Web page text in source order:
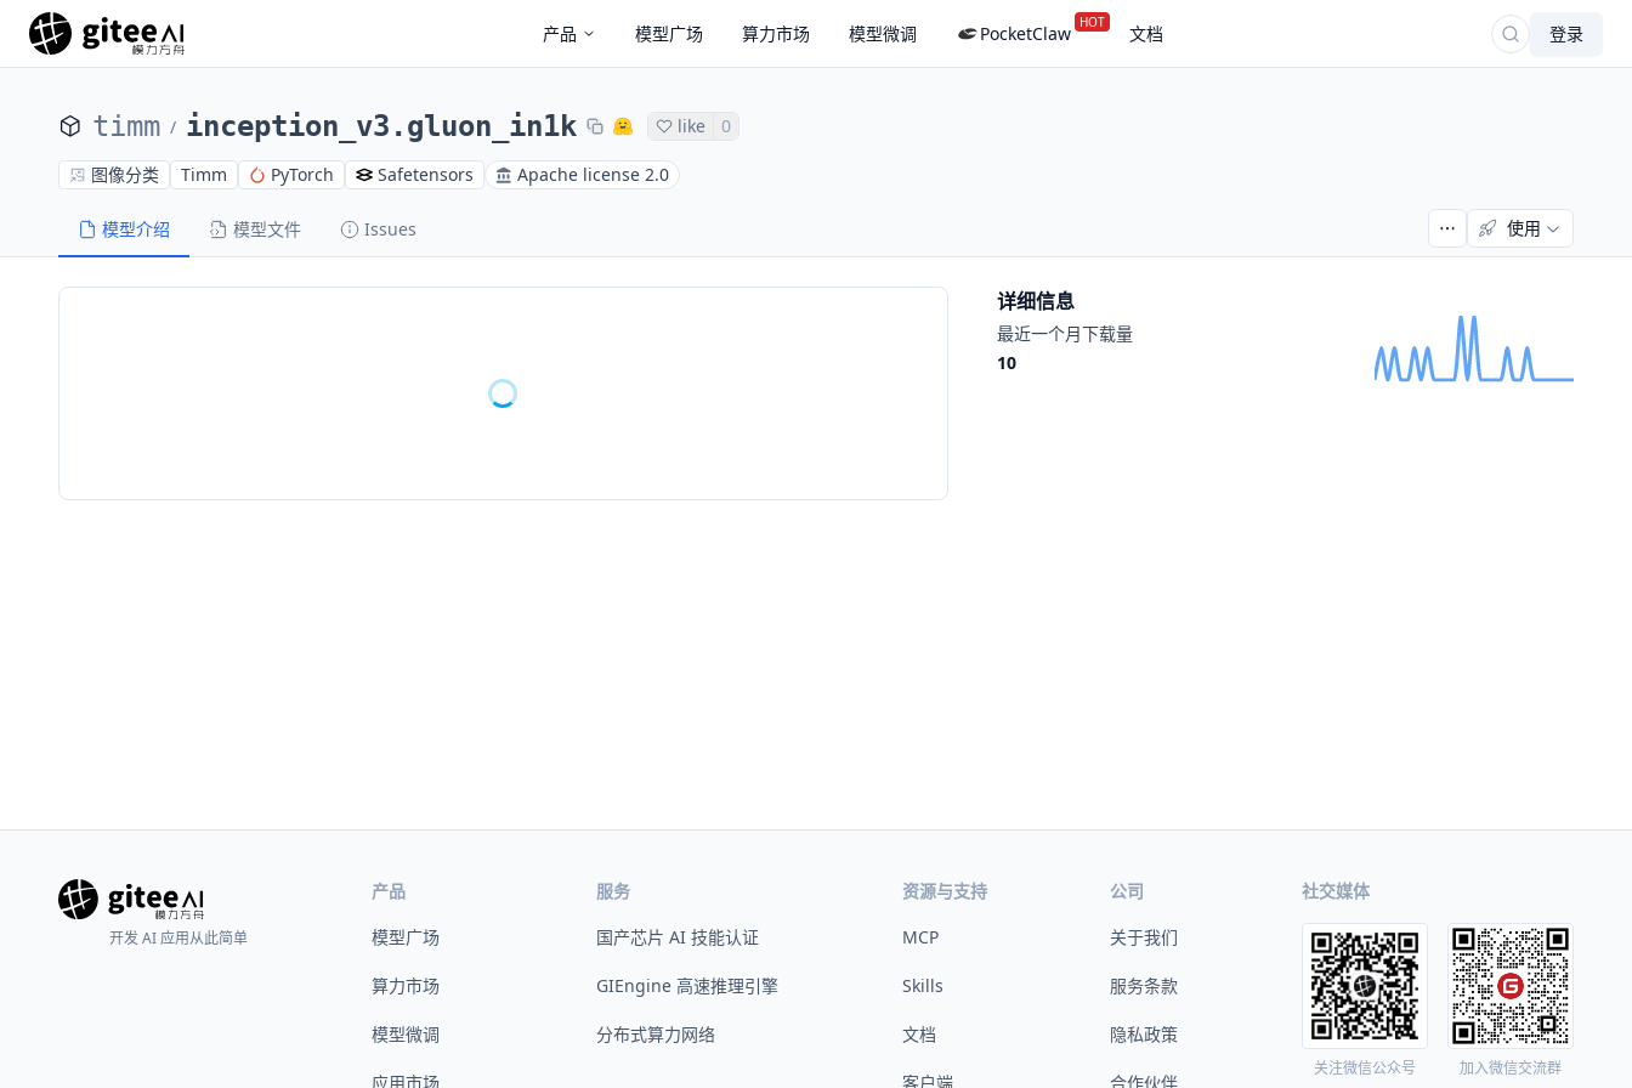
产品 模型广场 算力市场 模型微调 PocketClaw HOT 文档 登录
timm / inception_v3.gluon_in1k like 0
图像分类 Timm PyTorch Safetensors Apache license 2.0
模型介绍 模型文件 Issues 使用
详细信息
最近一个月下载量
10
开发 AI 应用从此简单
产品
模型广场
算力市场
模型微调
应用市场
服务
国产芯片 AI 技能认证
GIEngine 高速推理引擎
分布式算力网络
资源与支持
MCP
Skills
文档
客户端
公司
关于我们
服务条款
隐私政策
合作伙伴
社交媒体
关注微信公众号 加入微信交流群